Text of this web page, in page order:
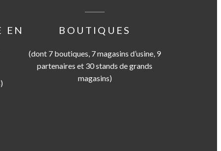
EN
BOUTIQUES
(dont 7 boutiques, 7 magasins d’usine, 9
partenaires et 30 stands de grands
magasins)